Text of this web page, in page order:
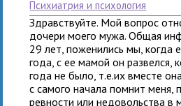
психиатрия и психология
Здравствуйте. Мой вопрос
дочери моего мужа. Общая
29 лет, поженились мы, когда
года, с ее мамой он развелся,
года не было, т.е.их вместе
с самого начала помнит меня,
ревности или недовольства в